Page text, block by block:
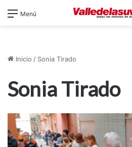
Menú
Inicio / Sonia Tirado
Sonia Tirado